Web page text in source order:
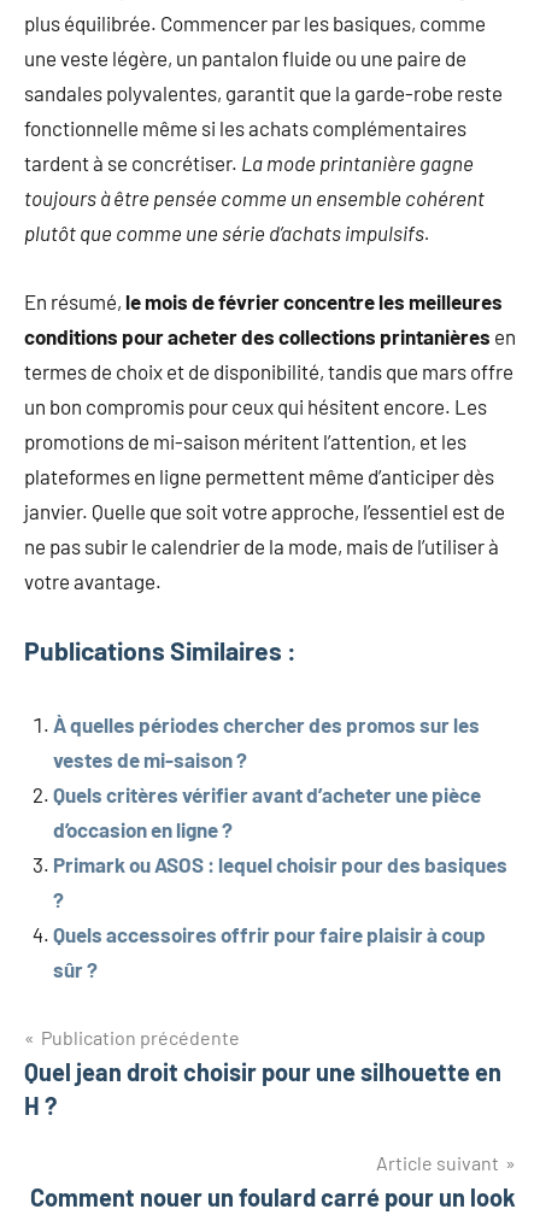
plus équilibrée. Commencer par les basiques, comme
une veste légère, un pantalon fluide ou une paire de
sandales polyvalentes, garantit que la garde-robe reste
fonctionnelle même si les achats complémentaires
tardent à se concrétiser. La mode printanière gagne
toujours à être pensée comme un ensemble cohérent
plutôt que comme une série d’achats impulsifs.
En résumé, le mois de février concentre les meilleures
conditions pour acheter des collections printanières en
termes de choix et de disponibilité, tandis que mars offre
un bon compromis pour ceux qui hésitent encore. Les
promotions de mi-saison méritent l’attention, et les
plateformes en ligne permettent même d’anticiper dès
janvier. Quelle que soit votre approche, l’essentiel est de
ne pas subir le calendrier de la mode, mais de l’utiliser à
votre avantage.
Publications Similaires :
À quelles périodes chercher des promos sur les
vestes de mi-saison ?
Quels critères vérifier avant d’acheter une pièce
d’occasion en ligne ?
Primark ou ASOS : lequel choisir pour des basiques
?
Quels accessoires offrir pour faire plaisir à coup
sûr ?
Navigation
de
Publication précédente
Quel jean droit choisir pour une silhouette en
H ?
Article suivant
Comment nouer un foulard carré pour un look